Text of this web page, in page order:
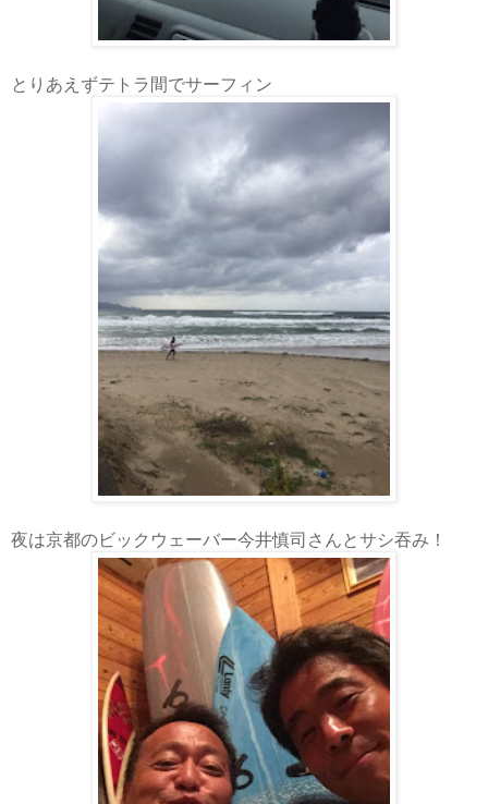
とりあえずテトラ間でサーフィン
夜は京都のビックウェーバー今井慎司さんとサシ吞み！